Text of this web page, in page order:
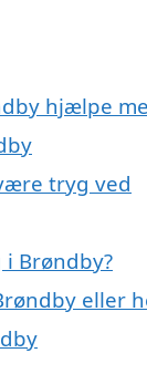
hjælpe
tryg ved
Brøndby?
eller